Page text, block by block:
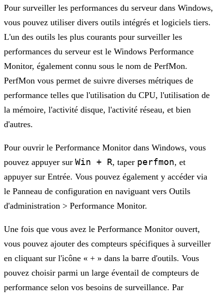
Pour surveiller les performances du serveur dans Windows,
vous pouvez utiliser divers outils intégrés et logiciels tiers.
L'un des outils les plus courants pour surveiller les
performances du serveur est le Windows Performance
Monitor, également connu sous le nom de PerfMon.
PerfMon vous permet de suivre diverses métriques de
performance telles que l'utilisation du CPU, l'utilisation de
la mémoire, l'activité disque, l'activité réseau, et bien
d'autres.
Pour ouvrir le Performance Monitor dans Windows, vous
pouvez appuyer sur Win + R, taper perfmon, et
appuyer sur Entrée. Vous pouvez également y accéder via
le Panneau de configuration en naviguant vers Outils
d'administration > Performance Monitor.
Une fois que vous avez le Performance Monitor ouvert,
vous pouvez ajouter des compteurs spécifiques à surveiller
en cliquant sur l'icône « + » dans la barre d'outils. Vous
pouvez choisir parmi un large éventail de compteurs de
performance selon vos besoins de surveillance. Par